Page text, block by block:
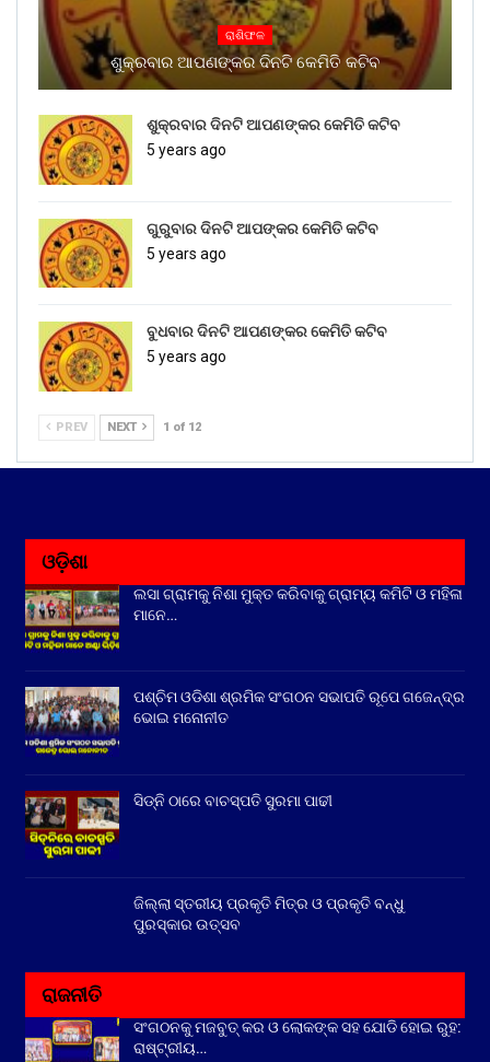
ରାଶିଫଳ
ଶୁକ୍ରବାର ଆପଣଙ୍କର ଦିନଟି କେମିତି କଟିବ
ଶୁକ୍ରବାର ଦିନଟି ଆପଣଙ୍କର କେମିତି କଟିବ
5 years ago
ଗୁରୁବାର ଦିନଟି ଆପଙ୍କର କେମିତି କଟିବ
5 years ago
ବୁଧବାର ଦିନଟି ଆପଣଙ୍କର କେମିତି କଟିବ
5 years ago
PREV NEXT 1 of 12
ଓଡ଼ିଶା
ଲସା ଗ୍ରାମକୁ ନିଶା ମୁକ୍ତ କରିବାକୁ ଗ୍ରାମ୍ୟ କମିଟି ଓ ମହିଳା
ମାନେ…
ପଶ୍ଚିମ ଓଡିଶା ଶ୍ରମିକ ସଂଗଠନ ସଭାପତି ରୂପେ ଗଜେନ୍ଦ୍ର
ଭୋଇ ମନୋନୀତ
ସିଡ୍‌ନି ଠାରେ ବାଚସ୍ପତି ସୁରମା ପାଢୀ
ଜିଲ୍ଲା ସ୍ତରୀୟ ପ୍ରକୃତି ମିତ୍ର ଓ ପ୍ରକୃତି ବନ୍ଧୁ
ପୁରସ୍କାର ଉତ୍ସବ
ରାଜନୀତି
ସଂଗଠନକୁ ମଜବୁତ୍ କର ଓ ଲୋକଙ୍କ ସହ ଯୋଡି ହୋଇ ରୁହ:
ରାଷ୍ଟ୍ରୀୟ…